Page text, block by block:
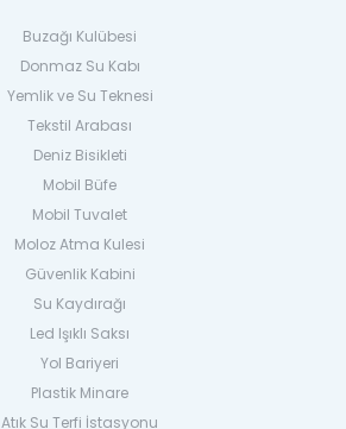
Buzağı Kulübesi
Donmaz Su Kabı
Yemlik ve Su Teknesi
Tekstil Arabası
Deniz Bisikleti
Mobil Büfe
Mobil Tuvalet
Moloz Atma Kulesi
Güvenlik Kabini
Su Kaydırağı
Led Işıklı Saksı
Yol Bariyeri
Plastik Minare
Atık Su Terfi İstasyonu